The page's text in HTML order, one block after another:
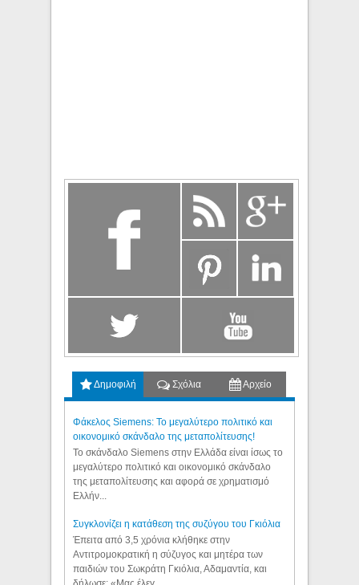
Δημοφιλή Σχόλια Αρχείο
Φάκελος Siemens: Το μεγαλύτερο πολιτικό και
οικονομικό σκάνδαλο της μεταπολίτευσης!
Το σκάνδαλο Siemens στην Ελλάδα είναι ίσως το
μεγαλύτερο πολιτικό και οικονομικό σκάνδαλο
της μεταπολίτευσης και αφορά σε χρηματισμό
Ελλήν...
Συγκλονίζει η κατάθεση της συζύγου του Γκιόλια
Έπειτα από 3,5 χρόνια κλήθηκε στην
Αντιτρομοκρατική η σύζυγος και μητέρα των
παιδιών του Σωκράτη Γκιόλια, Αδαμαντία, και